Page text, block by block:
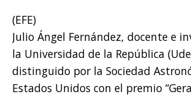
(EFE)
Julio Ángel Fernández, docente e
la Universidad de la República
distinguido por la Sociedad
Estados Unidos con el premio